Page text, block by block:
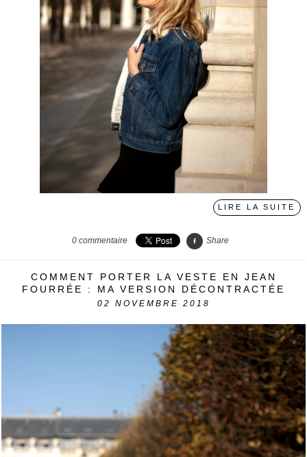
LIRE LA SUITE
0 commentaire Share
COMMENT PORTER LA VESTE EN JEAN
FOURRÉE : MA VERSION DÉCONTRACTÉE
02 NOVEMBRE 2018